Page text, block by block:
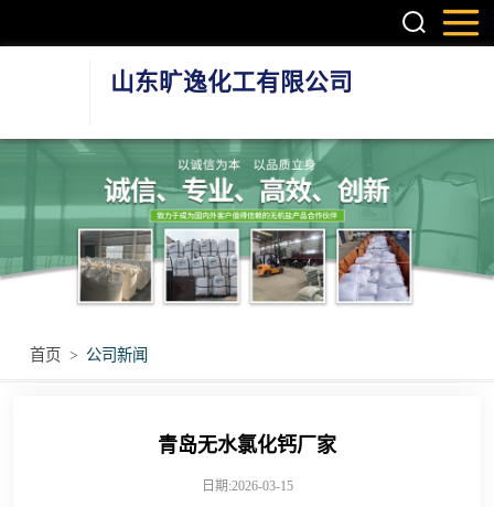
山东旷逸化工有限公司
首页 > 公司新闻
青岛无水氯化钙厂家
日期:2026-03-15
硫酸镁系列
氯化镁系列
氯化钙系列